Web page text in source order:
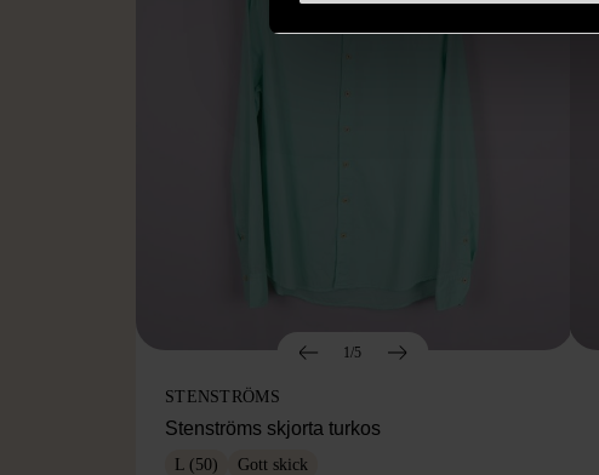
1/5
STENSTRÖMS
Stenströms skjorta turkos
L (50) Gott skick